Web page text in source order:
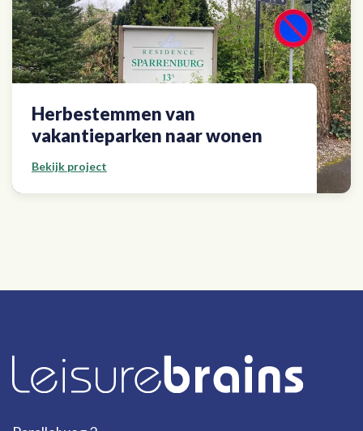
Herbestemmen van
vakantieparken naar wonen
Bekijk project